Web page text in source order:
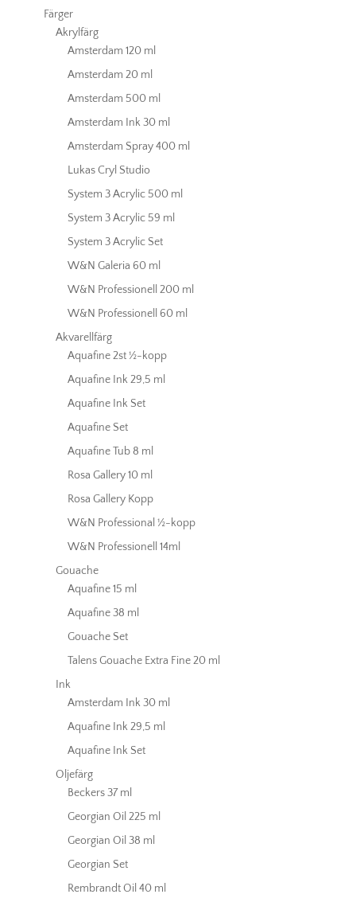
Färger
Akrylfärg
Amsterdam 120 ml
Amsterdam 20 ml
Amsterdam 500 ml
Amsterdam Ink 30 ml
Amsterdam Spray 400 ml
Lukas Cryl Studio
System 3 Acrylic 500 ml
System 3 Acrylic 59 ml
System 3 Acrylic Set
W&N Galeria 60 ml
W&N Professionell 200 ml
W&N Professionell 60 ml
Akvarellfärg
Aquafine 2st ½-kopp
Aquafine Ink 29,5 ml
Aquafine Ink Set
Aquafine Set
Aquafine Tub 8 ml
Rosa Gallery 10 ml
Rosa Gallery Kopp
W&N Professional ½-kopp
W&N Professionell 14ml
Gouache
Aquafine 15 ml
Aquafine 38 ml
Gouache Set
Talens Gouache Extra Fine 20 ml
Ink
Amsterdam Ink 30 ml
Aquafine Ink 29,5 ml
Aquafine Ink Set
Oljefärg
Beckers 37 ml
Georgian Oil 225 ml
Georgian Oil 38 ml
Georgian Set
Rembrandt Oil 40 ml